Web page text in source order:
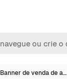
Banner de venda de a…